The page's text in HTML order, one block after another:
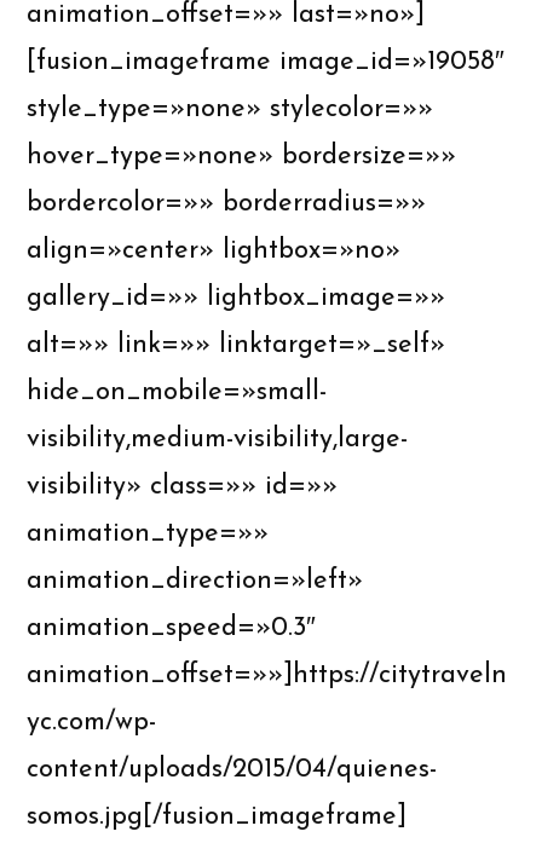
animation_offset=»» last=»no»]
[fusion_imageframe image_id=»19058″
style_type=»none» stylecolor=»»
hover_type=»none» bordersize=»»
bordercolor=»» borderradius=»»
align=»center» lightbox=»no»
gallery_id=»» lightbox_image=»»
alt=»» link=»» linktarget=»_self»
hide_on_mobile=»small-
visibility,medium-visibility,large-
visibility» class=»» id=»»
animation_type=»»
animation_direction=»left»
animation_speed=»0.3″
animation_offset=»»]https://citytraveln
yc.com/wp-
content/uploads/2015/04/quienes-
somos.jpg[/fusion_imageframe]